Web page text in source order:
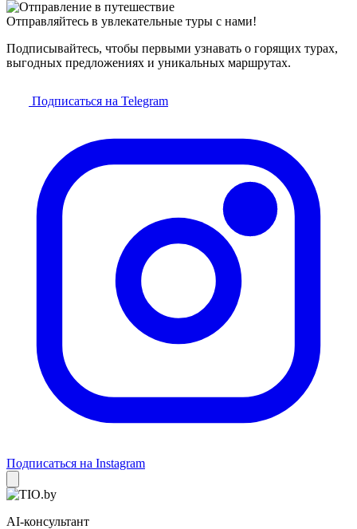
Отправляйтесь в увлекательные туры с нами!
Подписывайтесь, чтобы первыми узнавать о горящих турах,
выгодных предложениях и уникальных маршрутах.
Подписаться на Telegram
Подписаться на Instagram
AI-консультант